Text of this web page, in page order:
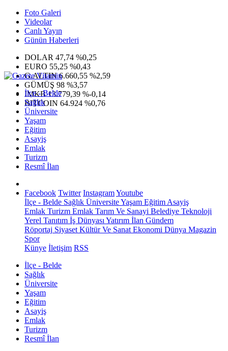
Foto Galeri
Videolar
Canlı Yayın
Günün Haberleri
DOLAR 47,74 %0,25
EURO 55,25 %0,43
G.ALTIN6.660,55 %2,59
GÜMÜŞ 98 %3,57
IMKB13.779,39 %-0,14
BITCOIN 64.924 %0,76
İlçe - Belde
Sağlık
Üniversite
Yaşam
Eğitim
Asayiş
Emlak
Turizm
Resmî İlan
Facebook Twitter InstagramYoutube
İlçe - Belde Sağlık ÜniversiteYaşam Eğitim Asayiş
Emlak Turizm Emlak Tarım Ve Sanayi Belediye Teknoloji
Yerel Tanıtım İş Dünyası Yatırım İlan Gündem
Röportaj Siyaset Kültür Ve Sanat Ekonomi Dünya Magazin
Spor
Künye İletişim RSS
İlçe - Belde
Sağlık
Üniversite
Yaşam
Eğitim
Asayiş
Emlak
Turizm
Resmî İlan